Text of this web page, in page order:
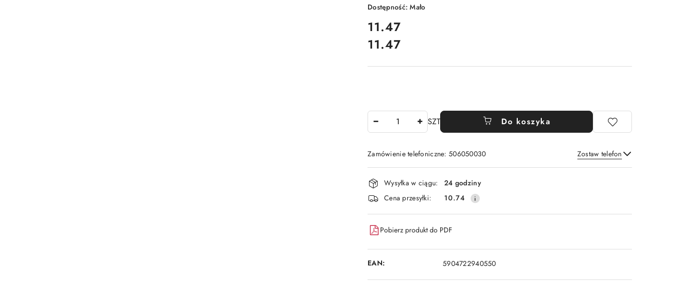
Dostępność:Mało
cena:
11.47
Cena:
11.47
SZT Do koszyka
Zamówienie telefoniczne: 506050030 Zostaw telefon
Wyślij
Dostępność
i
dostawa
Wysyłka w ciągu:
24 godziny
Cena przesyłki:
10.74
Pobierz produkt do PDF
EAN: 5904722940550